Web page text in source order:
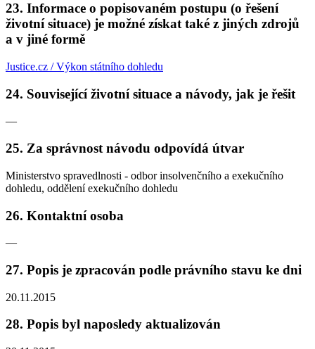
23. Informace o popisovaném postupu (o řešení
životní situace) je možné získat také z jiných zdrojů
a v jiné formě
Justice.cz / Výkon státního dohledu
24. Související životní situace a návody, jak je řešit
—
25. Za správnost návodu odpovídá útvar
Ministerstvo spravedlnosti - odbor insolvenčního a exekučního
dohledu, oddělení exekučního dohledu
26. Kontaktní osoba
—
27. Popis je zpracován podle právního stavu ke dni
20.11.2015
28. Popis byl naposledy aktualizován